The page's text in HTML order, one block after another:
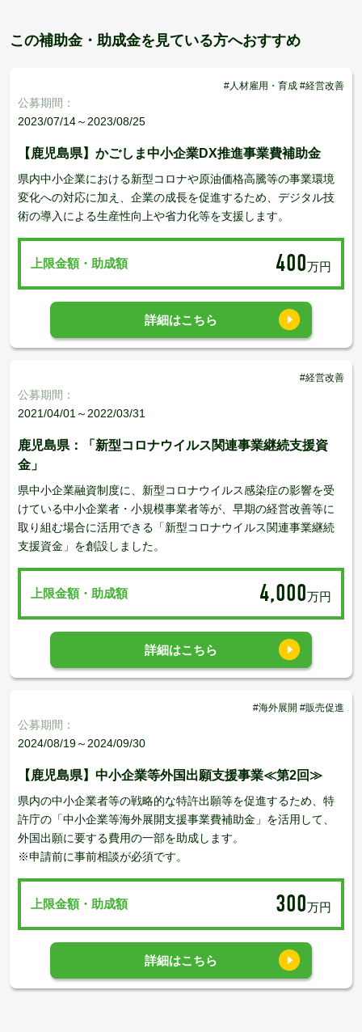
この補助金・助成金を見ている方へおすすめ
#人材雇用・育成 #経営改善
公募期間：
2023/07/14～2023/08/25
【鹿児島県】かごしま中小企業DX推進事業費補助金
県内中小企業における新型コロナや原油価格高騰等の事業環境
変化への対応に加え、企業の成長を促進するため、デジタル技
術の導入による生産性向上や省力化等を支援します。
上限金額・助成額 400万円
詳細はこちら
#経営改善
公募期間：
2021/04/01～2022/03/31
鹿児島県：「新型コロナウイルス関連事業継続支援資
金」
県中小企業融資制度に、新型コロナウイルス感染症の影響を受
けている中小企業者・小規模事業者等が、早期の経営改善等に
取り組む場合に活用できる「新型コロナウイルス関連事業継続
支援資金」を創設しました。
上限金額・助成額 4,000万円
詳細はこちら
#海外展開 #販売促進
公募期間：
2024/08/19～2024/09/30
【鹿児島県】中小企業等外国出願支援事業≪第2回≫
県内の中小企業者等の戦略的な特許出願等を促進するため、特
許庁の「中小企業等海外展開支援事業費補助金」を活用して、
外国出願に要する費用の一部を助成します。
※申請前に事前相談が必須です。
上限金額・助成額 300万円
詳細はこちら